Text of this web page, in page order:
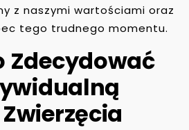
z naszymi wartościami oraz
tego trudnego momentu.
Zdecydować